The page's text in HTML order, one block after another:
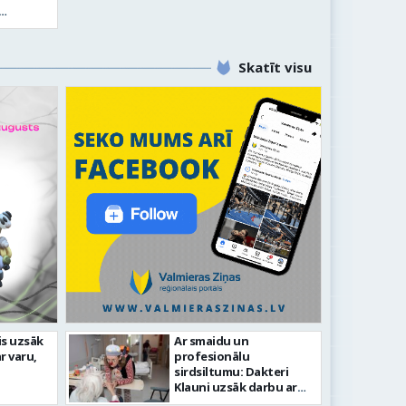
Skatīt visu
Kazu krācēs atklāj
uzsāk
varu,
Ar smaidu un
profesionālu
sirdsiltumu: Dakteri
Klauni uzsāk darbu ar
senioriem Vidzemes